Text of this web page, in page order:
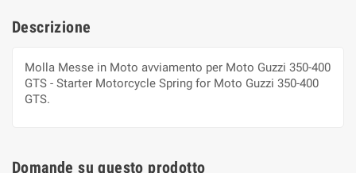
Descrizione
Molla Messe in Moto avviamento per Moto Guzzi 350-400
GTS - Starter Motorcycle Spring for Moto Guzzi 350-400
GTS.
Domande su questo prodotto